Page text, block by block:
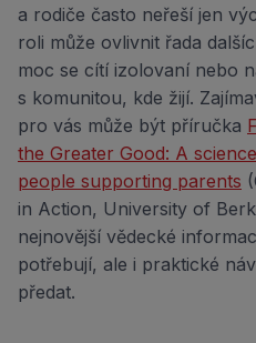
a rodiče často neřeší jen
roli může ovlivnit řada
moc se cítí izolovaní nebo
s komunitou, kde žijí.
pro vás může být příručka
the Greater Good: A
people supporting parents
in Action, University of
nejnovější vědecké
potřebují, ale i praktické
předat.